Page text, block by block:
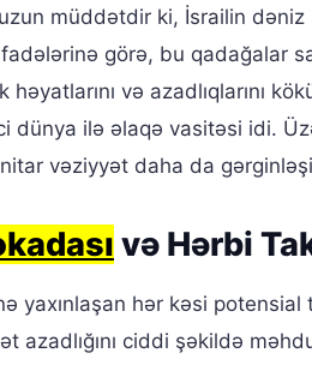
müddətdir ki, İsrailin
görə, bu qadağalar
həyatlarını və azadlıqlarını
dünya ilə əlaqə vasitəsi idi.
vəziyyət daha da
və Hərbi
yaxınlaşan hər kəsi
ciddi şəkildə